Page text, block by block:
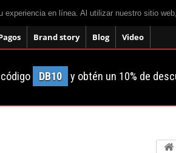
experiencia en línea. Al utilizar nuestro sitio
Brand story Blog Video
código DB10 y obtén un 10% de